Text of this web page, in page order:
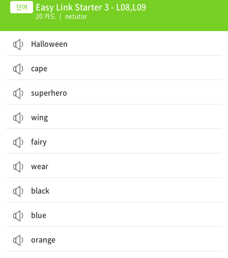
Easy Link Starter 3 - L08,L09
20 카드 | netutor
Halloween
cape
superhero
wing
fairy
wear
black
blue
orange